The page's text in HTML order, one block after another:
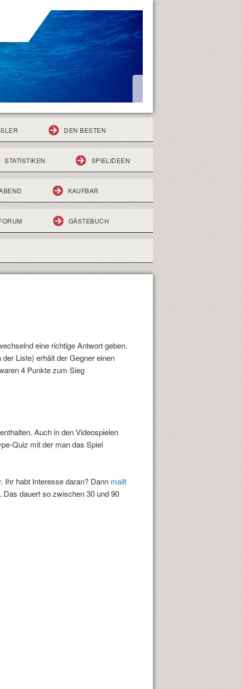
DEN BESTEN
STATISTIKEN SPIELIDEEN
KAUFBAR
GÄSTEBUCH
eine richtige Antwort geben.
Liste) erhält der Gegner einen
4 Punkte zum Sieg
Auch in den Videospielen
Quiz mit der man das Spiel
. Ihr habt Interesse daran? Dann mailt
dauert so zwischen 30 und 90